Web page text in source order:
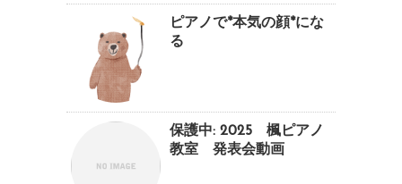
ピアノで*本気の顔*にな
る
保護中: 2025 楓ピアノ
教室 発表会動画